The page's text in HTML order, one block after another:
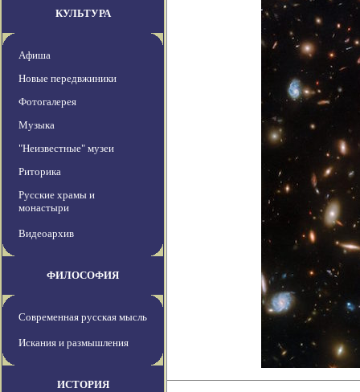
КУЛЬТУРА
Афиша
Новые передвжиники
Фотогалерея
Музыка
"Неизвестные" музеи
Риторика
Русские храмы и
монастыри
Видеоархив
ФИЛОСОФИЯ
Современная русская мысль
Искания и размышления
ИСТОРИЯ